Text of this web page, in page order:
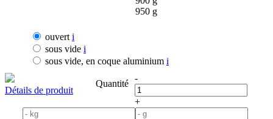
950 g
ouvert i
sous vide i
sous vide, en coque aluminium i
-
+
Quantité
Détails de produit